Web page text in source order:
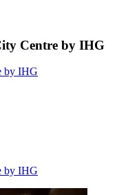
Centre by IHG
by IHG
by IHG